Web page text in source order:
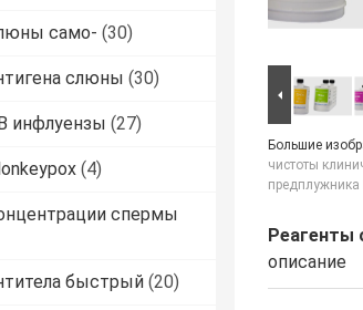
само- (30)
слюны (30)
инфлуензы (27)
(4)
спермы
быстрый (20)
Большие
чистоты
предплужника
Реагенты
описание